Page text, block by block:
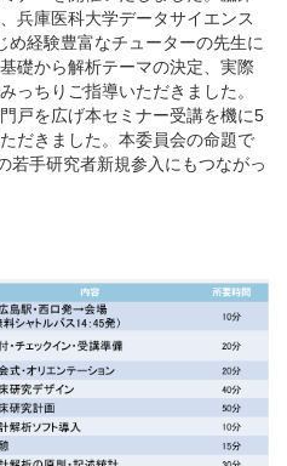
English
兵庫医科大学データサイエンス
経験豊富なチューターの先生に
礎から解析テーマの決定、実際
っちりご指導いただきました。
戸を広げ本セミナー受講を機に5
だきました。本委員会の命題で
若手研究者新規参入にもつながっ